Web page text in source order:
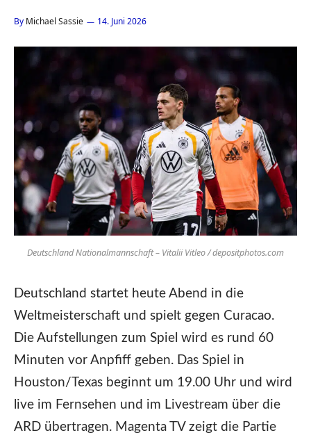
By Michael Sassie 14. Juni 2026
Deutschland Nationalmannschaft – Vitalii Vitleo / depositphotos.com
Deutschland startet heute Abend in die
Weltmeisterschaft und spielt gegen Curacao.
Die Aufstellungen zum Spiel wird es rund 60
Minuten vor Anpfiff geben. Das Spiel in
Houston/Texas beginnt um 19.00 Uhr und wird
live im Fernsehen und im Livestream über die
ARD übertragen. Magenta TV zeigt die Partie